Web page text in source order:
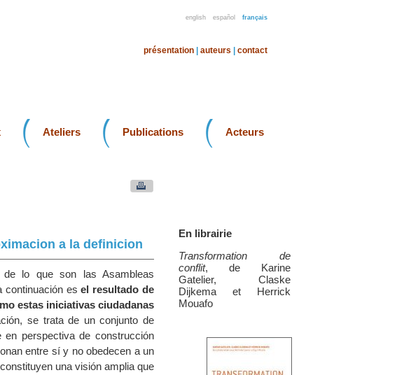
english español français
présentation auteurs contact
Ateliers Publications Acteurs
En librairie
Transformation de
conflit, de Karine
Gatelier, Claske
Dijkema et Herrick
Mouafo
a la definicion
de lo que son las Asambleas
continuación esel resultado de
estas iniciativas ciudadanas
se trata de un conjunto de
en perspectiva de construcción
entre sí y no obedecen a un
una visión amplia que